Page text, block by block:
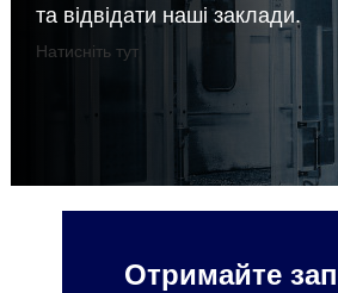
та відвідати наші заклади.
Натисніть тут
Отримайте